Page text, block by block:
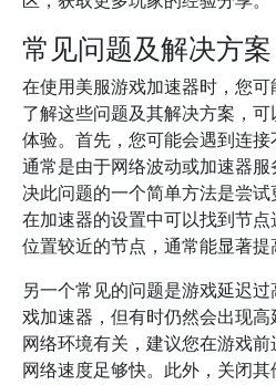
常见问题及解决方案
在使用美服游戏加速器时，您可
了解这些问题及其解决方案，
体验。首先，您可能会遇到连
通常是由于网络波动或加速器
决此问题的一个简单方法是尝
在加速器的设置中可以找到节
位置较近的节点，通常能显著提
另一个常见的问题是游戏延迟
戏加速器，但有时仍然会出现
网络环境有关，建议您在游戏
网络速度足够快。此外，关闭其